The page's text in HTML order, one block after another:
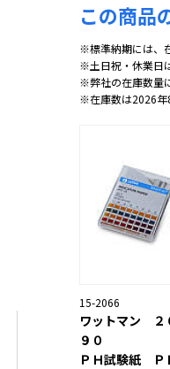
この商品
※標準納期には、
※土日祝・休業日
※弊社の在庫数量
※在庫数は2026年
15-2066
ワットマン ２
９０
ＰＨ試験紙 Ｐ